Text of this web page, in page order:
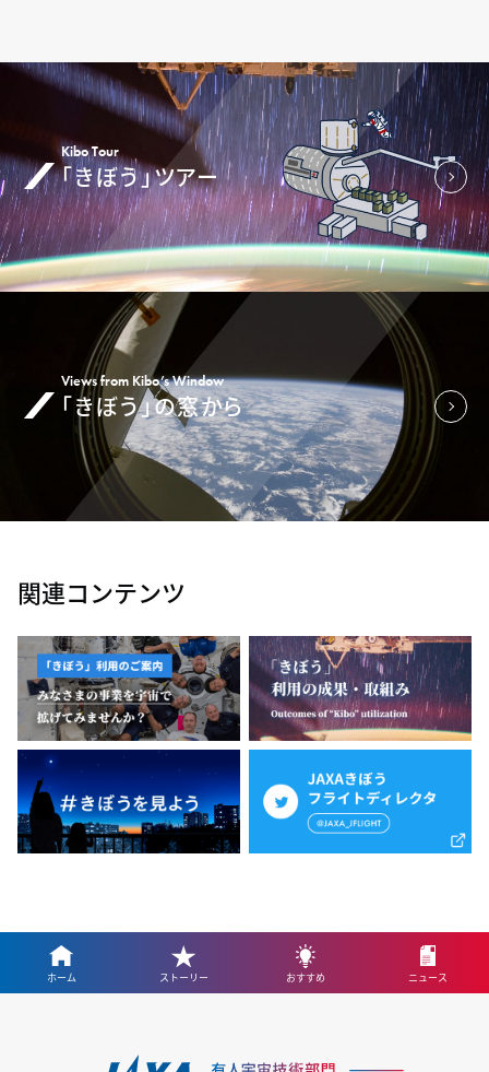
Kibo Tour
「きぼう」ツアー
Views from Kibo’s Window
「きぼう」の窓から
関連コンテンツ
ホーム ストーリー おすすめ ニュース